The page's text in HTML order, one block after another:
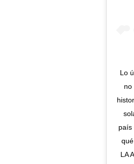
Lo
no
país
LA